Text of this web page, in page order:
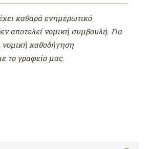
καθαρά ενημερωτικό
αποτελεί νομική συμβουλή. Για
νομική καθοδήγηση
το γραφείο μας.